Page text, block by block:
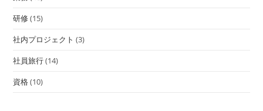
研修(15)
社内プロジェクト (3)
社員旅行(14)
資格(10)